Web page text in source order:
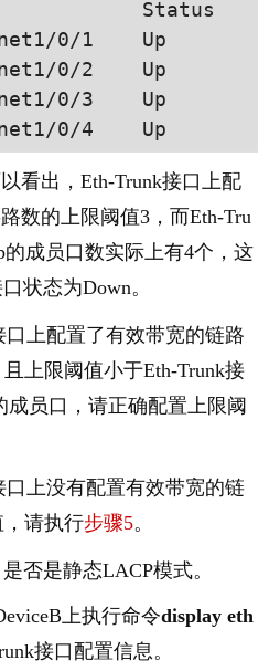
Status
1/0/1
Up
1/0/2
Up
1/0/3
Up
1/0/4
看出，Eth-Trunk接口上配
数的上限阈值3，而Eth-Tru
成员口数实际上有4个，这
状态为Down。
口上配置了有效带宽的链路
上限阈值小于Eth-Trunk接
成员口，请正确配置上限阈
口上没有配置有效带宽的链
请执行步骤5。
否是静态LACP模式。
B上执行命令display eth
接口配置信息。